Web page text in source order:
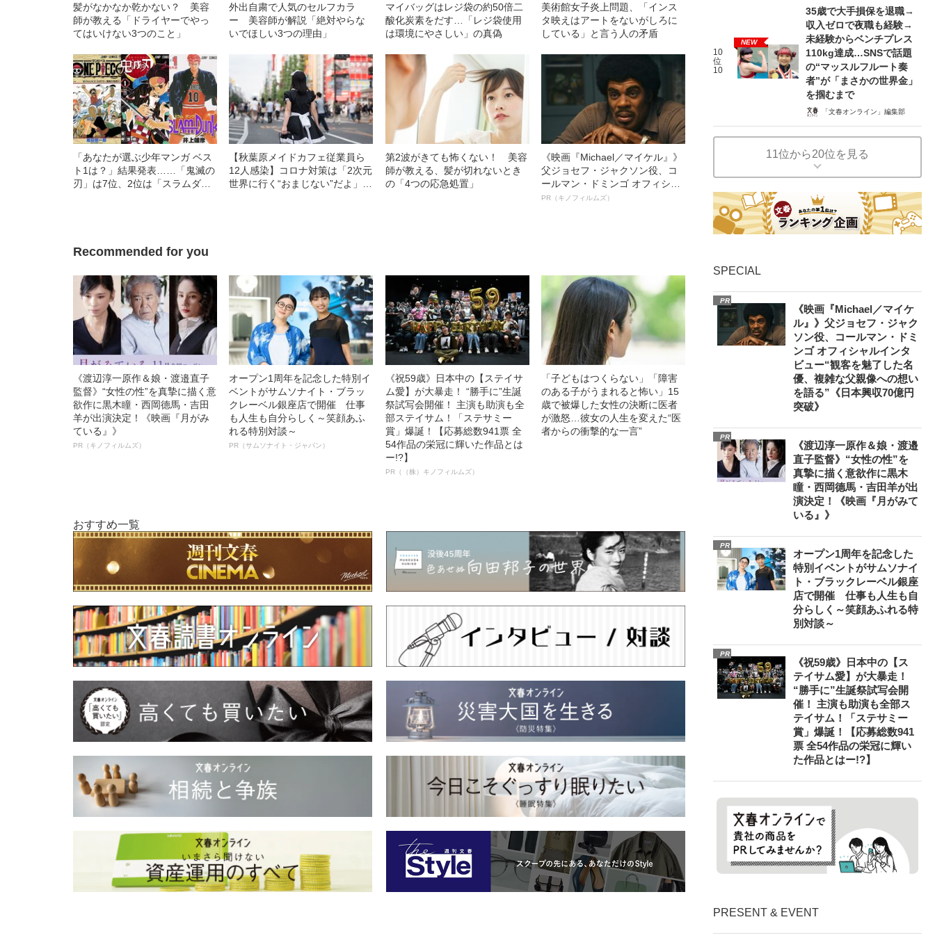
髪がなかなか乾かない？ 美容
師が教える「ドライヤーでやっ
てはいけない3つのこと」
外出自粛で人気のセルフカラ
ー 美容師が解説「絶対やらな
いでほしい3つの理由」
マイバッグはレジ袋の約50倍二
酸化炭素をだす…「レジ袋使用
は環境にやさしい」の真偽
美術館女子炎上問題、「インス
タ映えはアートをないがしろに
している」と言う人の矛盾
「あなたが選ぶ少年マンガ ベス
ト1は？」結果発表……「鬼滅の
刃」は7位、2位は「スラムダン
【秋葉原メイドカフェ従業員ら
12人感染】コロナ対策は「2次元
世界に行く“おまじない”だよ」!?
第2波がきても怖くない！ 美容
師が教える、髪が切れないとき
の「4つの応急処置」
《映画『Michael／マイケル』》
父ジョセフ・ジャクソン役、コ
ールマン・ドミンゴ オフィシャ
ルインタビュー“観客を魅了した
PR（キノフィルムズ）
Recommended for you
《渡辺淳一原作＆娘・渡邉直子
監督》“女性の性”を真摯に描く意
欲作に黒木瞳・西岡德馬・吉田
羊が出演決定！《映画『月がみ
ている』》
PR（キノフィルムズ）
オープン1周年を記念した特別イ
ベントがサムソナイト・ブラッ
クレーベル銀座店で開催 仕事
も人生も自分らしく～笑顔あふ
れる特別対談～
PR（サムソナイト・ジャパン）
《祝59歳》日本中の【ステイサ
ム愛】が大暴走！ “勝手に”生誕
祭試写会開催！ 主演も助演も全
部ステイサム！「ステサミー
賞」爆誕！【応募総数941票 全
54作品の栄冠に輝いた作品とは
ー!?】
PR（（株）キノフィルムズ）
「子どもはつくらない」「障害
のある子がうまれると怖い」15
歳で被爆した女性の決断に医者
が激怒…彼女の人生を変えた“医
者からの衝撃的な一言”
おすすめ一覧
10
位
10
NEW
35歳で大手損保を退職→
収入ゼロで夜職も経験→
未経験からベンチプレス
110kg達成…SNSで話題
の“マッスルフルート奏
者”が「まさかの世界金」
を掴むまで
「文春オンライン」編集部
11位から20位を見る
SPECIAL
PR
《映画『Michael／マイケ
ル』》父ジョセフ・ジャク
ソン役、コールマン・ドミ
ンゴ オフィシャルインタ
ビュー“観客を魅了した名
優、複雑な父親像への想い
を語る”《日本興収70億円
突破》
PR
《渡辺淳一原作＆娘・渡邉
直子監督》“女性の性”を
真摯に描く意欲作に黒木
瞳・西岡德馬・吉田羊が出
演決定！《映画『月がみて
いる』》
PR
オープン1周年を記念した
特別イベントがサムソナイ
ト・ブラックレーベル銀座
店で開催 仕事も人生も自
分らしく～笑顔あふれる特
別対談～
PR
《祝59歳》日本中の【ス
テイサム愛】が大暴走！
“勝手に”生誕祭試写会開
催！ 主演も助演も全部ス
テイサム！「ステサミー
賞」爆誕！【応募総数941
票 全54作品の栄冠に輝い
た作品とはー!?】
PRESENT & EVENT